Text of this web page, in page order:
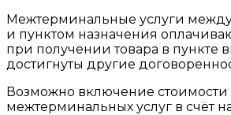
Межтерминальные услуги
и пунктом назначения
при получении товара в пункте
достигнуты другие
Возможно включение стоимости
межтерминальных услуг в счёт